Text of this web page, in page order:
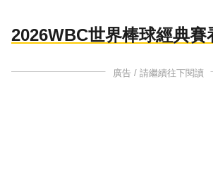
2026WBC世界棒球經典賽
廣告 / 請繼續往下閱讀